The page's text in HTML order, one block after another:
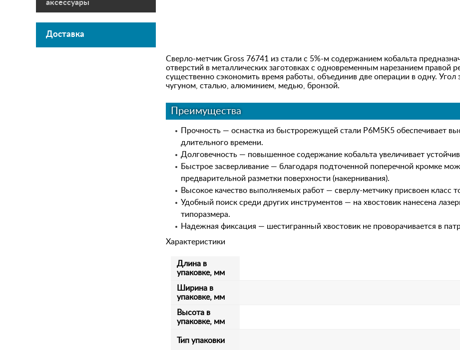
аксессуары
Доставка
Сверло-метчик Gross 76741 из стали с 5%-м содержанием кобальта
отверстий в металлических заготовках с одновременным нарезанием правой
существенно сэкономить время работы, объединив две операции в одну. Угол
чугуном, сталью, алюминием, медью, бронзой.
Преимущества
Прочность — оснастка из быстрорежущей стали P6M5K5 обеспечивает
длительного времени.
Долговечность — повышенное содержание кобальта увеличивает
Быстрое засверливание — благодаря подточенной поперечной кромке
предварительной разметки поверхности (накернивания).
Высокое качество выполняемых работ — сверлу-метчику присвоен класс
Удобный поиск среди других инструментов — на хвостовик нанесена
типоразмера.
Надежная фиксация — шестигранный хвостовик не проворачивается в
Характеристики
Длина в
упаковке, мм
Ширина в
упаковке, мм
Высота в
упаковке, мм
Тип упаковки